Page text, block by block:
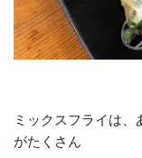
ミックスフライは
がたくさん